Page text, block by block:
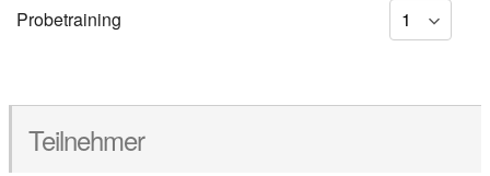
Pro­be­trai­ning
Teil­neh­mer